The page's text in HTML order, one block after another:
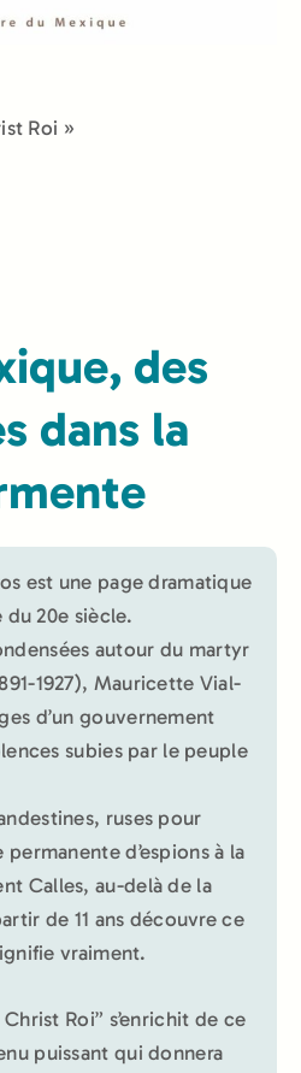
Roi »
des
dans la
est une page dramatique
du 20e siècle.
autour du martyr
1927), Mauricette Vial-
d’un gouvernement
subies par le peuple
ruses pour
d’espions à la
Calles, au-delà de la
de 11 ans découvre ce
vraiment.
Roi” s’enrichit de ce
puissant qui donnera